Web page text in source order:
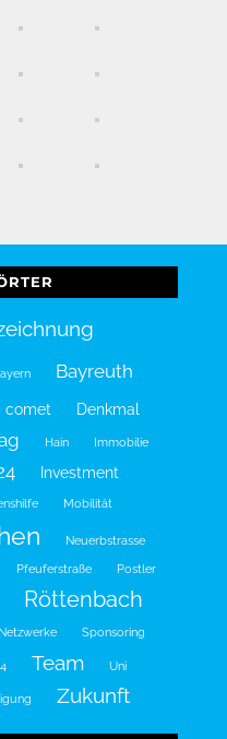
Bayreuth
comet Denkmal
Hain Immobilie
Investment
Mobilität
Neuerbstrasse
Pfeuferstraße Postler
Röttenbach
Sponsoring
Team Uni
Zukunft